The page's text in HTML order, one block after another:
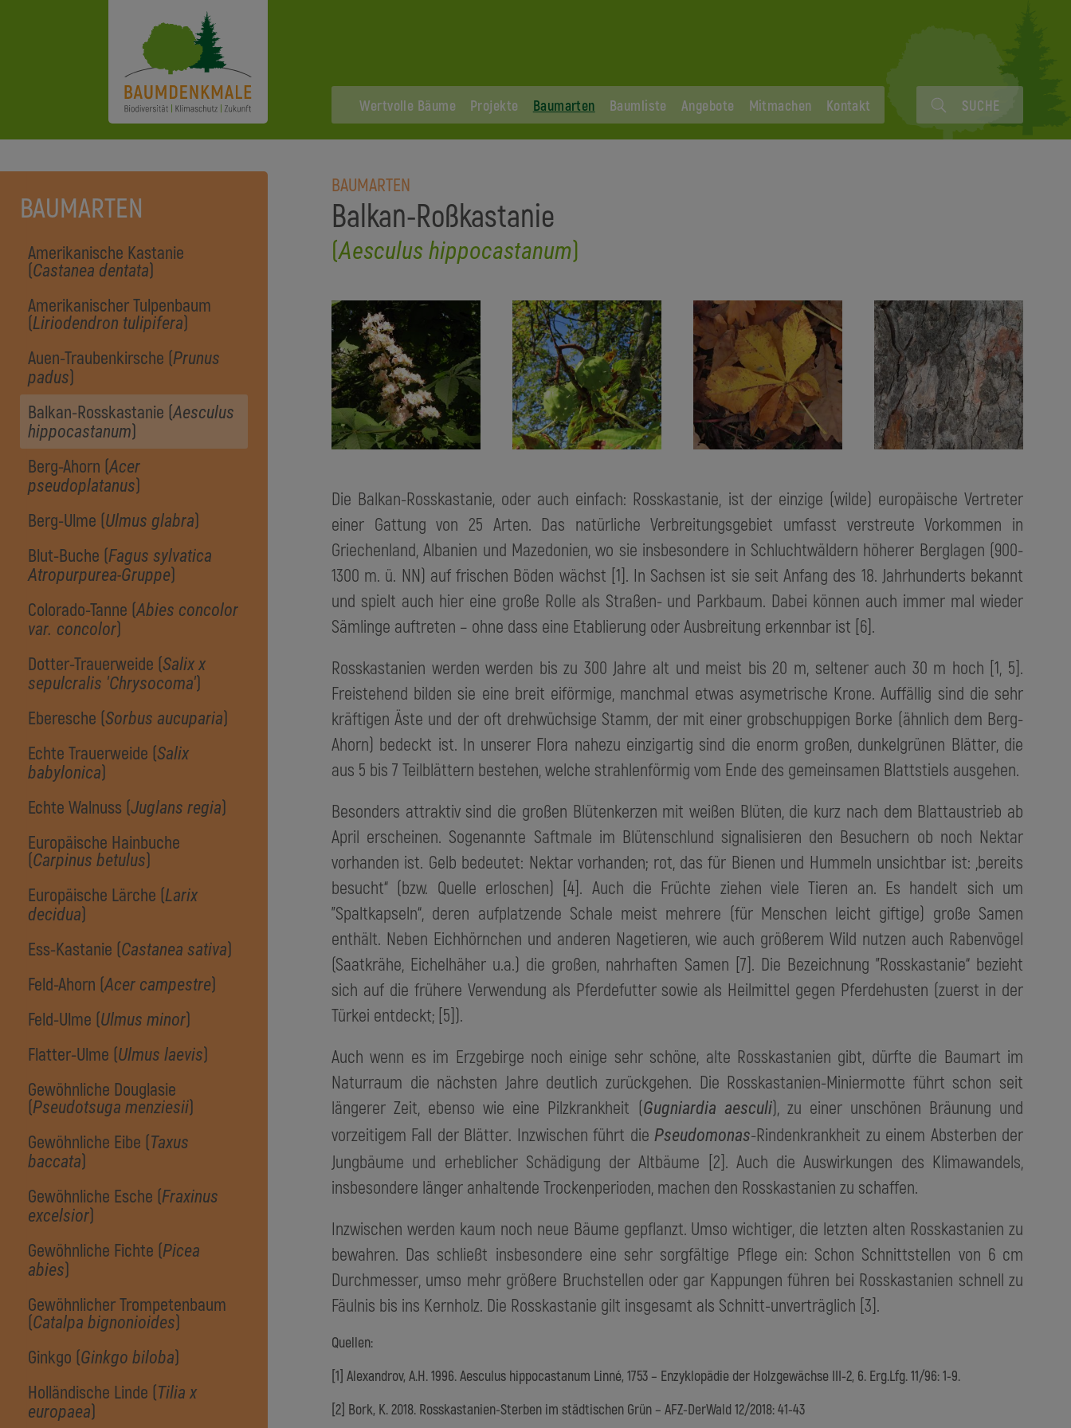
Wertvolle Bäume Projekte Baumarten Baumliste Angebote Mitmachen Kontakt SUCHE
BAUMARTEN
Amerikanische Kastanie
(Castanea dentata)
Amerikanischer Tulpenbaum
(Liriodendron tulipifera)
Auen-Traubenkirsche (Prunus
padus)
Balkan-Rosskastanie (Aesculus
hippocastanum)
Berg-Ahorn (Acer
pseudoplatanus)
Berg-Ulme (Ulmus glabra)
Blut-Buche (Fagus sylvatica
Atropurpurea-Gruppe)
Colorado-Tanne (Abies concolor
var. concolor)
Dotter-Trauerweide (Salix x
sepulcralis 'Chrysocoma')
Eberesche (Sorbus aucuparia)
Echte Trauerweide (Salix
babylonica)
Echte Walnuss (Juglans regia)
Europäische Hainbuche
(Carpinus betulus)
Europäische Lärche (Larix
decidua)
Ess-Kastanie (Castanea sativa)
Feld-Ahorn (Acer campestre)
Feld-Ulme (Ulmus minor)
Flatter-Ulme (Ulmus laevis)
Gewöhnliche Douglasie
(Pseudotsuga menziesii)
Gewöhnliche Eibe (Taxus
baccata)
Gewöhnliche Esche (Fraxinus
excelsior)
Gewöhnliche Fichte (Picea
abies)
Gewöhnlicher Trompetenbaum
(Catalpa bignonioides)
Ginkgo (Ginkgo biloba)
Holländische Linde (Tilia x
europaea)
BAUMARTEN
Balkan-Roßkastanie
(Aesculus hippocastanum)
Die Balkan-Rosskastanie, oder auch einfach: Rosskastanie, ist der einzige (wilde) europäische Vertreter
einer Gattung von 25 Arten. Das natürliche Verbreitungsgebiet umfasst verstreute Vorkommen in
Griechenland, Albanien und Mazedonien, wo sie insbesondere in Schluchtwäldern höherer Berglagen (900-
1300 m. ü. NN) auf frischen Böden wächst [1]. In Sachsen ist sie seit Anfang des 18. Jahrhunderts bekannt
und spielt auch hier eine große Rolle als Straßen- und Parkbaum. Dabei können auch immer mal wieder
Sämlinge auftreten – ohne dass eine Etablierung oder Ausbreitung erkennbar ist [6].
Rosskastanien werden werden bis zu 300 Jahre alt und meist bis 20 m, seltener auch 30 m hoch [1, 5].
Freistehend bilden sie eine breit eiförmige, manchmal etwas asymetrische Krone. Auffällig sind die sehr
kräftigen Äste und der oft drehwüchsige Stamm, der mit einer grobschuppigen Borke (ähnlich dem Berg-
Ahorn) bedeckt ist. In unserer Flora nahezu einzigartig sind die enorm großen, dunkelgrünen Blätter, die
aus 5 bis 7 Teilblättern bestehen, welche strahlenförmig vom Ende des gemeinsamen Blattstiels ausgehen.
Besonders attraktiv sind die großen Blütenkerzen mit weißen Blüten, die kurz nach dem Blattaustrieb ab
April erscheinen. Sogenannte Saftmale im Blütenschlund signalisieren den Besuchern ob noch Nektar
vorhanden ist. Gelb bedeutet: Nektar vorhanden; rot, das für Bienen und Hummeln unsichtbar ist: „bereits
besucht“ (bzw. Quelle erloschen) [4]. Auch die Früchte ziehen viele Tieren an. Es handelt sich um
"Spaltkapseln“, deren aufplatzende Schale meist mehrere (für Menschen leicht giftige) große Samen
enthält. Neben Eichhörnchen und anderen Nagetieren, wie auch größerem Wild nutzen auch Rabenvögel
(Saatkrähe, Eichelhäher u.a.) die großen, nahrhaften Samen [7]. Die Bezeichnung "Rosskastanie“ bezieht
sich auf die frühere Verwendung als Pferdefutter sowie als Heilmittel gegen Pferdehusten (zuerst in der
Türkei entdeckt; [5]).
Auch wenn es im Erzgebirge noch einige sehr schöne, alte Rosskastanien gibt, dürfte die Baumart im
Naturraum die nächsten Jahre deutlich zurückgehen. Die Rosskastanien-Miniermotte führt schon seit
längerer Zeit, ebenso wie eine Pilzkrankheit (Gugniardia aesculi), zu einer unschönen Bräunung und
vorzeitigem Fall der Blätter. Inzwischen führt die Pseudomonas-Rindenkrankheit zu einem Absterben der
Jungbäume und erheblicher Schädigung der Altbäume [2]. Auch die Auswirkungen des Klimawandels,
insbesondere länger anhaltende Trockenperioden, machen den Rosskastanien zu schaffen.
Inzwischen werden kaum noch neue Bäume gepflanzt. Umso wichtiger, die letzten alten Rosskastanien zu
bewahren. Das schließt insbesondere eine sehr sorgfältige Pflege ein: Schon Schnittstellen von 6 cm
Durchmesser, umso mehr größere Bruchstellen oder gar Kappungen führen bei Rosskastanien schnell zu
Fäulnis bis ins Kernholz. Die Rosskastanie gilt insgesamt als Schnitt-unverträglich [3].
Quellen:
[1] Alexandrov, A.H. 1996. Aesculus hippocastanum Linné, 1753 – Enzyklopädie der Holzgewächse III-2, 6. Erg.Lfg. 11/96: 1-9.
[2] Bork, K. 2018. Rosskastanien-Sterben im städtischen Grün – AFZ-DerWald 12/2018: 41-43